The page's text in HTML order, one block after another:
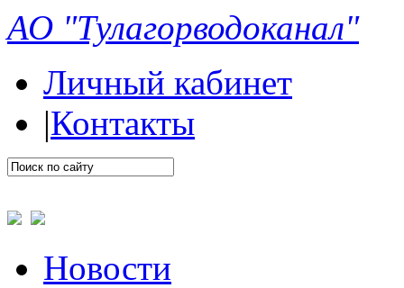
АО "Тулагорводоканал"
Личный кабинет
|Контакты
Новости